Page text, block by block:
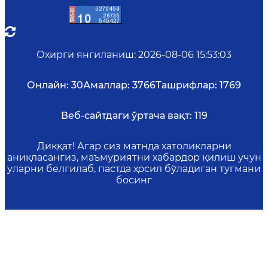
Охирги янгиланиш: 2026-08-06 15:53:03
Онлайн: 30Амаллар: 3766Ташрифлар: 1769
Веб-сайтдаги ўртача вақт: 119
Диққат! Агар сиз матнда хатоликларни
аниқласангиз, маъмуриятни хабардор қилиш учун
уларни белгилаб, пастда ҳосил бўладиган тугмани
босинг